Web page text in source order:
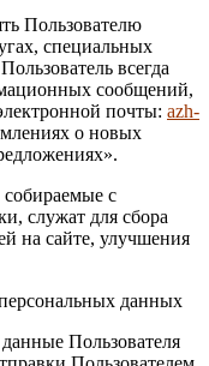
Пользователю
специальных
всегда
сообщений,
почты: azh-
о новых
с
служат для сбора
на сайте, улучшения
данных
Пользователя